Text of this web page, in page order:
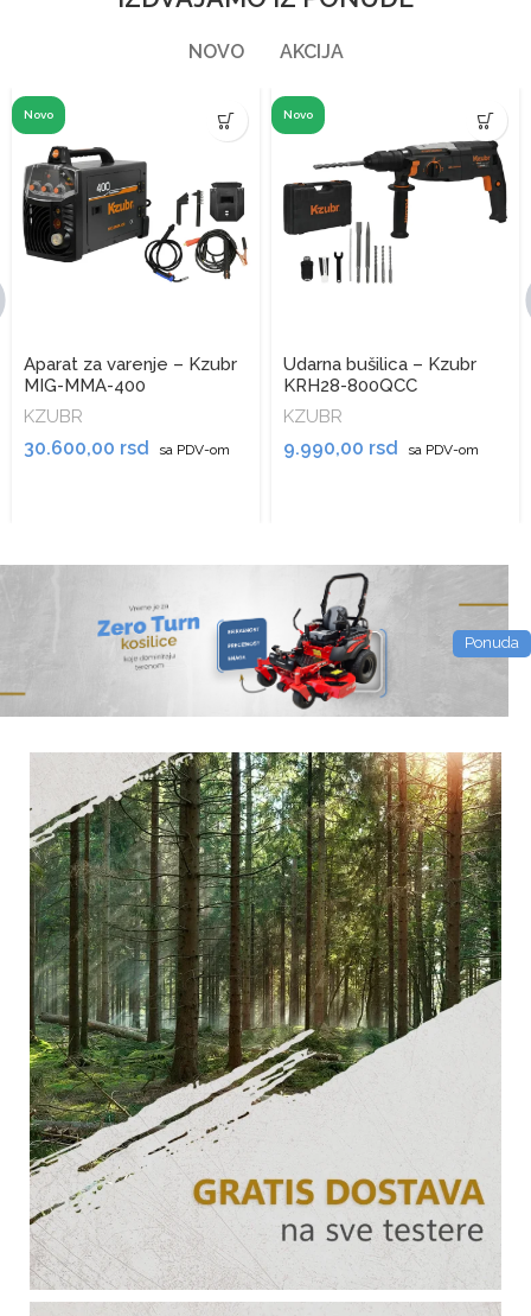
NOVO AKCIJA
Novo
Udarna bušilica – Kzubr
KRH28-800QCC
KZUBR
9.990,00rsd sa PDV-om
Novo
Ugaona polirka – Kzubr
KPLS180-1300
KZUBR
7.500,00 rsd sa PDV-om
Ponuda